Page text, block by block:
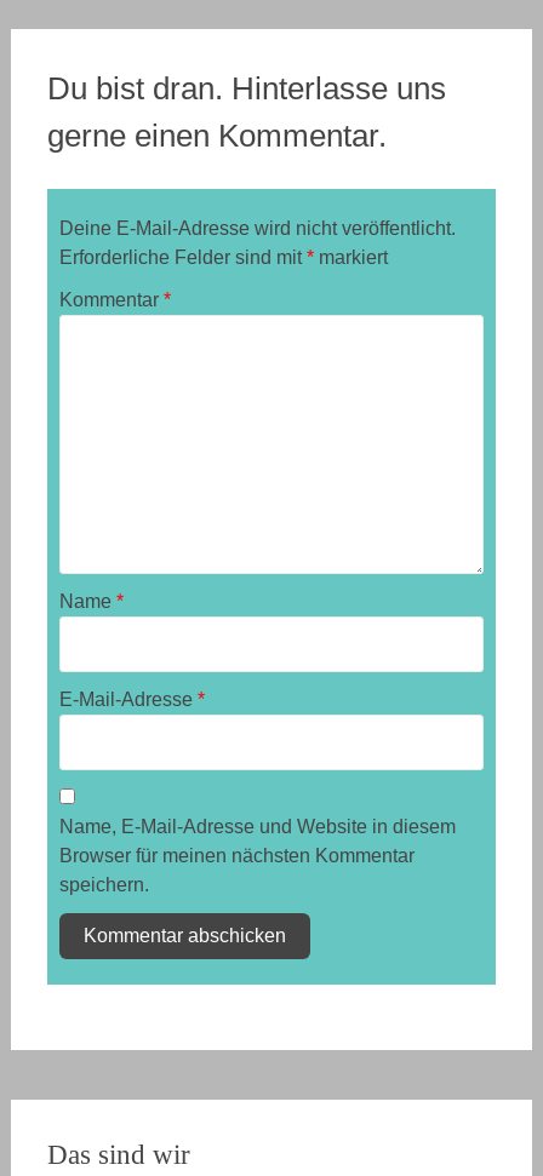
Du bist dran. Hinterlasse uns
gerne einen Kommentar.
Deine E-Mail-Adresse wird nicht veröffentlicht.
Erforderliche Felder sind mit*markiert
Kommentar *
Name *
E-Mail-Adresse *
Name, E-Mail-Adresse und Website in diesem
Browser für meinen nächsten Kommentar
speichern.
Das sind wir